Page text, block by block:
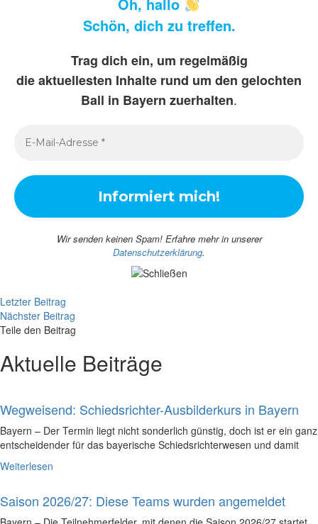
Schön, dich zu treffen.
Trag dich ein, um regelmäßig
die aktuellesten Inhalte rund um den gelochten
Ball in Bayern zuerhalten.
Wir senden keinen Spam! Erfahre mehr in unserer
Datenschutzerklärung.
Letzter Beitrag
Nächster Beitrag
Teile den Beitrag
Aktuelle Beiträge
Wegweisend: Schiedsrichter-Ausbilderkurs in Bayern
Bayern – Der Termin liegt nicht sonderlich günstig, doch ist er ein ganz
entscheidender für das bayerische Schiedsrichterwesen und damit
Weiterlesen
Saison 2026/27: Diese Teams wurden angemeldet